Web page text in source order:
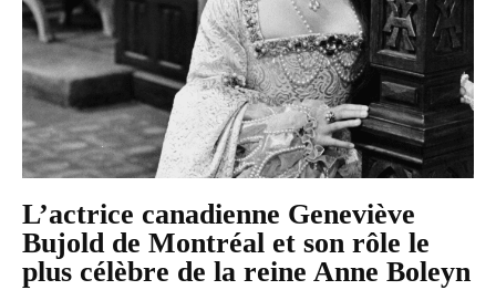
L’actrice canadienne Geneviève
Bujold de Montréal et son rôle le
plus célèbre de la reine Anne Boleyn